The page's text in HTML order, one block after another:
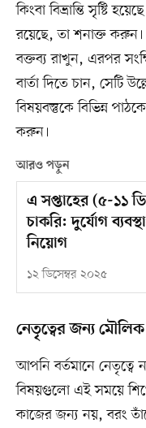
কিংবা বিভ্রান্তি সৃষ্টি
রয়েছে, তা শনাক্ত
বক্তব্য রাখুন, এরপর
বার্তা দিতে চান, সেটি
বিষয়বস্তুকে বিভিন্ন
করুন।
আরও পড়ুন
এ সপ্তাহের (৫-১১
চাকরি: দুর্যোগ
নিয়োগ
১২ ডিসেম্বর ২০২৫
নেতৃত্বের জন্য
আপনি বর্তমানে নেতৃত্বে
বিষয়গুলো এই সময়ে
কাজের জন্য নয়, বরং